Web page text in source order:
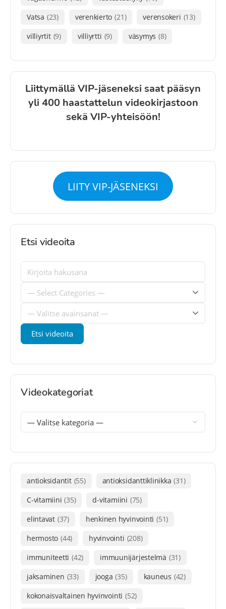
Vatsa (23) verenkierto (21) verensokeri (13)
villiyrtit (9) villiyrtti (9) väsymys (8)
Liittymällä VIP-jäseneksi saat pääsyn
yli 400 haastattelun videokirjastoon
sekä VIP-yhteisöön!
LIITY VIP-JÄSENEKSI
Etsi videoita
Videokategoriat
antioksidantit (55) antioksidanttiklinikka (31)
C-vitamiini (35) d-vitamiini (75)
elintavat (37) henkinen hyvinvointi (51)
hermosto (44) hyvinvointi (208)
immuniteetti (42) immuunijärjestelmä (31)
jaksaminen (33) jooga (35) kauneus (42)
kokonaisvaltainen hyvinvointi (52)